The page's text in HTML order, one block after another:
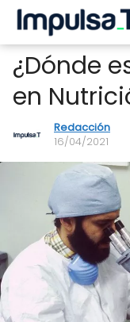
¿Dónde
en
Redacción
16/04/2021